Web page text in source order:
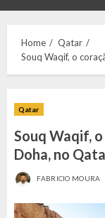
Menu
Home
Qatar
Souq Waqif, o
Qatar
Souq Waqif,
Doha, no
FABRICIO MOURA